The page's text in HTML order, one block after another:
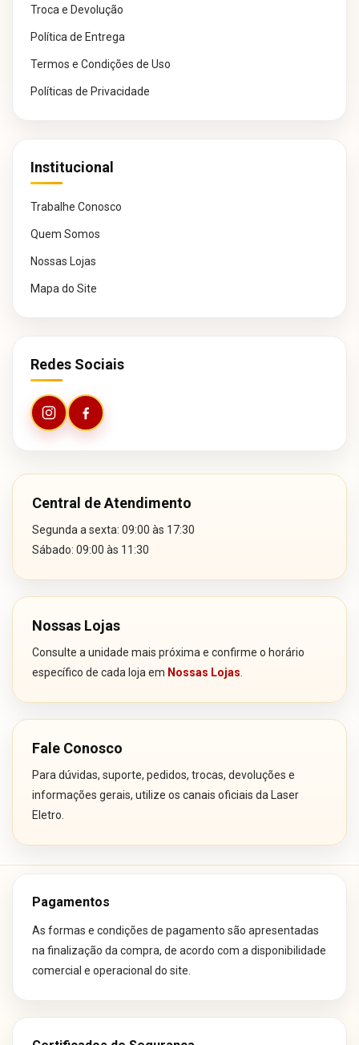
Troca e Devolução
Política de Entrega
Termos e Condições de Uso
Políticas de Privacidade
Institucional
Trabalhe Conosco
Quem Somos
Nossas Lojas
Mapa do Site
Redes Sociais
Central de Atendimento
Segunda a sexta: 09:00 às 17:30
Sábado: 09:00 às 11:30
Nossas Lojas
Consulte a unidade mais próxima e confirme o horário
específico de cada loja em Nossas Lojas
Fale Conosco
Para dúvidas, suporte, pedidos, trocas, devoluções e
informações gerais, utilize os canais oficiais da Laser
Eletro.
Pagamentos
As formas e condições de pagamento são apresentadas
na finalização da compra, de acordo com a disponibilidade
comercial e operacional do site.